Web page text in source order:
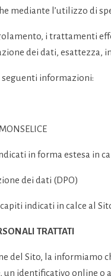
mediante l’utilizzo di
i trattamenti
dei dati, esattezza,
informazioni:
in forma estesa in
dei dati (DPO)
indicati in calce al
TRATTATI
del Sito, la informiamo
identificativo online o